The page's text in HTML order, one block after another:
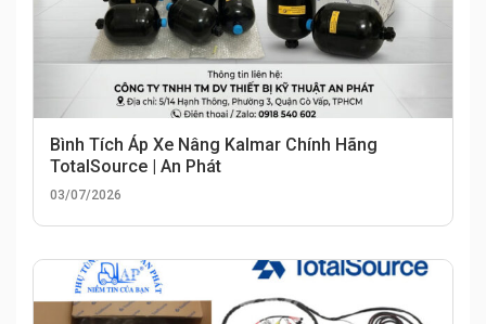
Bình Tích Áp Xe Nâng Kalmar Chính Hãng
TotalSource | An Phát
03/07/2026